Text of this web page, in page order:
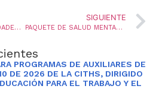
RADICACION DE NOVEDADES QUE AFECTEN NOMINA NOVIEMBRE Y DICIEMBRE
SIGUIENTE
PAQUETE DE SALUD MENTAL KIT CONVIVE SANAMENTE
PROGRAMAS DE AUXILIARES DE
DE 2026 DE LA CITHS, DIRIGIDO
PARA EL TRABAJO Y EL